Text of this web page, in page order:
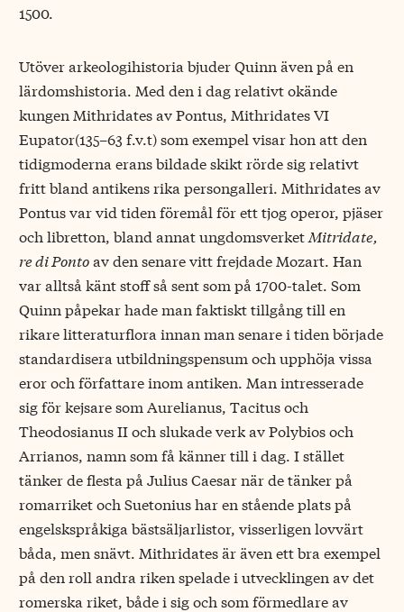
1500.
Utöver arkeologihistoria bjuder Quinn även på en
lärdomshistoria. Med den i dag relativt okände
kungen Mithridates av Pontus, Mithridates VI
Eupator(135–63 f.v.t) som exempel visar hon att den
tidigmoderna erans bildade skikt rörde sig relativt
fritt bland antikens rika persongalleri. Mithridates av
Pontus var vid tiden föremål för ett tjog operor, pjäser
och libretton, bland annat ungdomsverketMitridate,
re di Pontoav den senare vitt frejdade Mozart. Han
var alltså känt stoff så sent som på 1700-talet. Som
Quinn påpekar hade man faktiskt tillgång till en
rikare litteraturflora innan man senare i tiden började
standardisera utbildningspensum och upphöja vissa
eror och författare inom antiken. Man intresserade
sig för kejsare som Aurelianus, Tacitus och
Theodosianus II och slukade verk av Polybios och
Arrianos, namn som få känner till i dag. I stället
tänker de flesta på Julius Caesar när de tänker på
romarriket och Suetonius har en stående plats på
engelskspråkiga bästsäljarlistor, visserligen lovvärt
båda, men snävt. Mithridates är även ett bra exempel
på den roll andra riken spelade i utvecklingen av det
romerska riket, både i sig och som förmedlare av